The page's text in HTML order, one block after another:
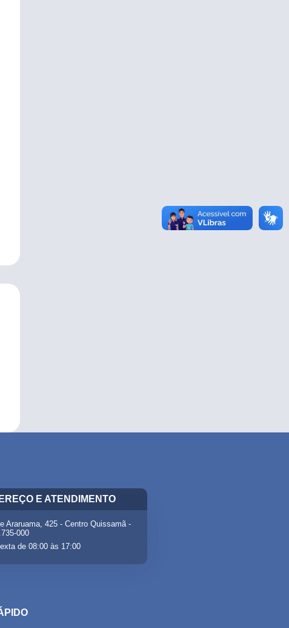
E ATENDIMENTO
Araruama, 425 - Centro Quissamã -
000
de 08:00 às 17:00